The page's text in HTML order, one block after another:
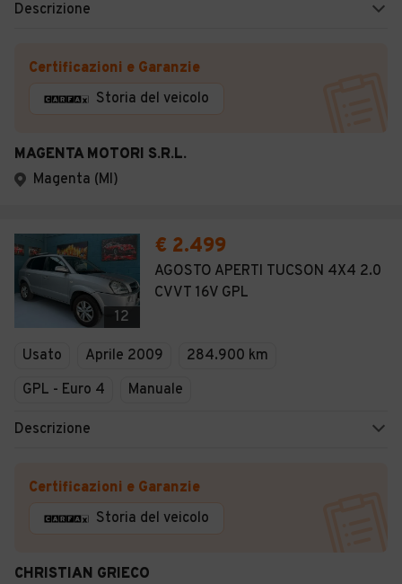
Descrizione
Certificazioni e Garanzie
Storia del veicolo
MAGENTA MOTORI S.R.L.
Magenta (MI)
12
€ 2.499
AGOSTO APERTI TUCSON 4X4 2.0
CVVT 16V GPL
Usato Aprile 2009
284.900 km
GPL - Euro 4
Manuale
Descrizione
Certificazioni e Garanzie
Storia del veicolo
CHRISTIAN GRIECO